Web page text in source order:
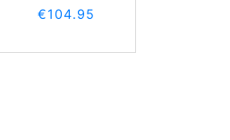
€104.95